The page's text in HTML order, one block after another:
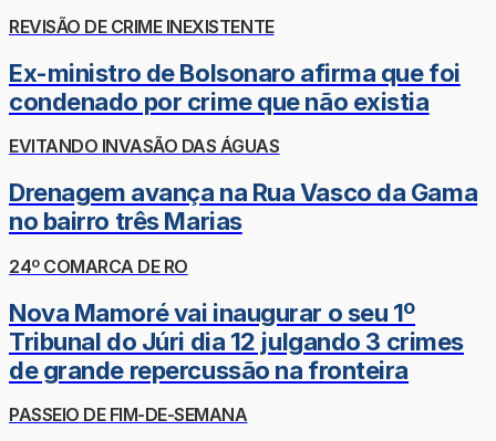
REVISÃO DE CRIME INEXISTENTE
Ex-ministro de Bolsonaro afirma que foi
condenado por crime que não existia
EVITANDO INVASÃO DAS ÁGUAS
Drenagem avança na Rua Vasco da Gama
no bairro três Marias
24º COMARCA DE RO
Nova Mamoré vai inaugurar o seu 1º
Tribunal do Júri dia 12 julgando 3 crimes
de grande repercussão na fronteira
PASSEIO DE FIM-DE-SEMANA